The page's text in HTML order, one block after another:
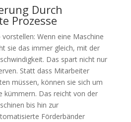
Durch
Prozesse
Wenn eine Maschine
sie das immer gleich, mit der
Das spart nicht nur
Statt dass Mitarbeiter
müssen, können sie sich um
kümmern. Das reicht von der
bis hin zur
Förderbänder